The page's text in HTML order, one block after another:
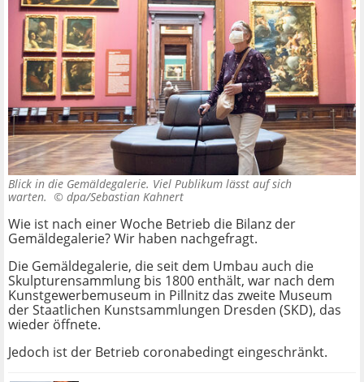
Blick in die Gemäldegalerie. Viel Publikum lässt auf sich
warten. © dpa/Sebastian Kahnert
Wie ist nach einer Woche Betrieb die Bilanz der
Gemäldegalerie? Wir haben nachgefragt.
Die Gemäldegalerie, die seit dem Umbau auch die
Skulpturensammlung bis 1800 enthält, war nach dem
Kunstgewerbemuseum in Pillnitz das zweite Museum
der Staatlichen Kunstsammlungen Dresden (SKD), das
wieder öffnete.
Jedoch ist der Betrieb coronabedingt eingeschränkt.